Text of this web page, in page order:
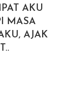
AKU
MASA
AJAK